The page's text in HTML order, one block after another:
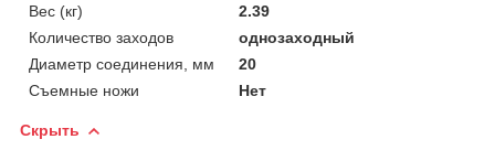
Вес (кг)
2.39
Количество заходов
однозаходный
Диаметр соединения, мм
20
Съемные ножи
Нет
Скрыть